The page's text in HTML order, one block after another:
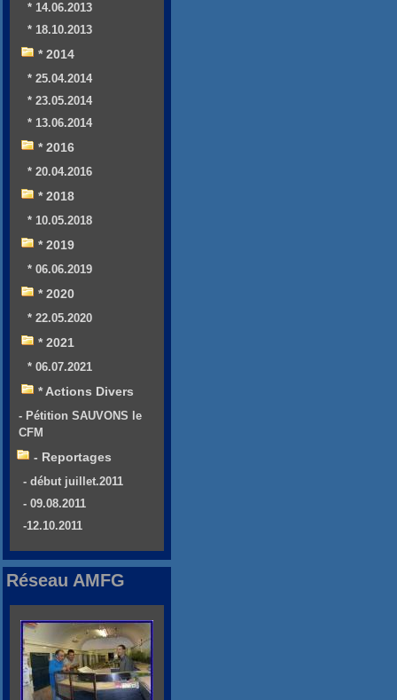
* 14.06.2013
* 18.10.2013
* 2014
* 25.04.2014
* 23.05.2014
* 13.06.2014
* 2016
* 20.04.2016
* 2018
* 10.05.2018
* 2019
* 06.06.2019
* 2020
* 22.05.2020
* 2021
* 06.07.2021
* Actions Divers
- Pétition SAUVONS le
CFM
- Reportages
- début juillet.2011
- 09.08.2011
-12.10.2011
Réseau AMFG